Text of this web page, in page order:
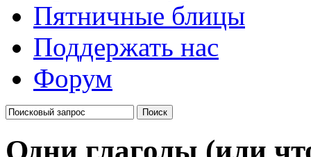
Пятничные блицы
Поддержать нас
Форум
Одни глаголы (или